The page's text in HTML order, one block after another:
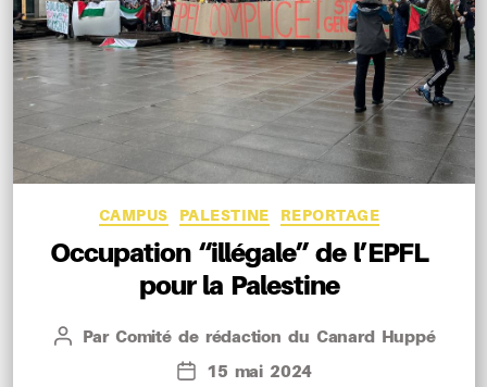
Catégories
CAMPUS PALESTINE REPORTAGE
Occupation “illégale” de l’EPFL
pour la Palestine
Auteur
Par Comité de rédaction du Canard Huppé
Date15 mai 2024